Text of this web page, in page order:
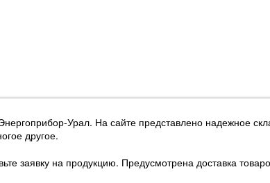
Урал. На сайте представлено надежное
другое.
заявку на продукцию. Предусмотрена доставка